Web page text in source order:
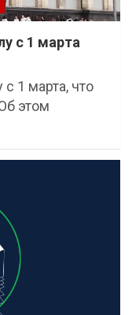
с 1 марта
1 марта, что
этом